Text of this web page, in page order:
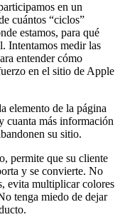
en un
cuántos “ciclos”
estamos, para qué
Intentamos medir las
entender cómo
en el sitio de Apple
elemento de la página
cuanta más información
su sitio.
permite que su cliente
y se convierte. No
evita multiplicar colores
tenga miedo de dejar